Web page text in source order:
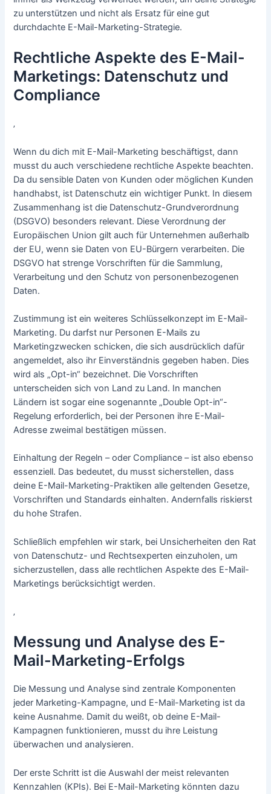
zu unterstützen und nicht als Ersatz für eine gut
durchdachte E-Mail-Marketing-Strategie.
Rechtliche Aspekte des E-Mail-
Marketings: Datenschutz und
Compliance
‚
Wenn du dich mit E-Mail-Marketing beschäftigst, dann
musst du auch verschiedene rechtliche Aspekte beachten.
Da du sensible Daten von Kunden oder möglichen Kunden
handhabst, ist Datenschutz ein wichtiger Punkt. In diesem
Zusammenhang ist die Datenschutz-Grundverordnung
(DSGVO) besonders relevant. Diese Verordnung der
Europäischen Union gilt auch für Unternehmen außerhalb
der EU, wenn sie Daten von EU-Bürgern verarbeiten. Die
DSGVO hat strenge Vorschriften für die Sammlung,
Verarbeitung und den Schutz von personenbezogenen
Daten.
Zustimmung ist ein weiteres Schlüsselkonzept im E-Mail-
Marketing. Du darfst nur Personen E-Mails zu
Marketingzwecken schicken, die sich ausdrücklich dafür
angemeldet, also ihr Einverständnis gegeben haben. Dies
wird als „Opt-in“ bezeichnet. Die Vorschriften
unterscheiden sich von Land zu Land. In manchen
Ländern ist sogar eine sogenannte „Double Opt-in“-
Regelung erforderlich, bei der Personen ihre E-Mail-
Adresse zweimal bestätigen müssen.
Einhaltung der Regeln – oder Compliance – ist also ebenso
essenziell. Das bedeutet, du musst sicherstellen, dass
deine E-Mail-Marketing-Praktiken alle geltenden Gesetze,
Vorschriften und Standards einhalten. Andernfalls riskierst
du hohe Strafen.
Schließlich empfehlen wir stark, bei Unsicherheiten den Rat
von Datenschutz- und Rechtsexperten einzuholen, um
sicherzustellen, dass alle rechtlichen Aspekte des E-Mail-
Marketings berücksichtigt werden.
‚
Messung und Analyse des E-
Mail-Marketing-Erfolgs
Die Messung und Analyse sind zentrale Komponenten
jeder Marketing-Kampagne, und E-Mail-Marketing ist da
keine Ausnahme. Damit du weißt, ob deine E-Mail-
Kampagnen funktionieren, musst du ihre Leistung
überwachen und analysieren.
Der erste Schritt ist die Auswahl der meist relevanten
Kennzahlen (KPIs). Bei E-Mail-Marketing könnten dazu